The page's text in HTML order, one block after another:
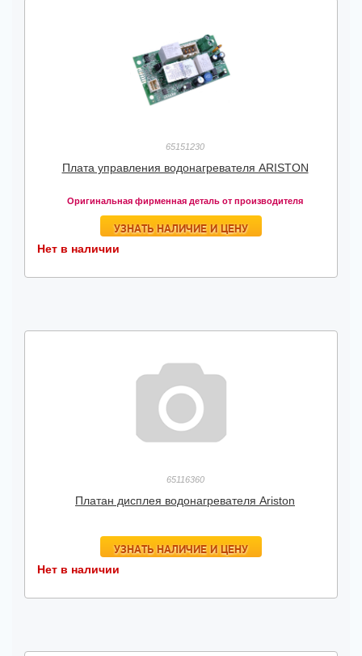
65151230
Плата управления водонагревателя ARISTON
Оригинальная фирменная деталь от производителя
УЗНАТЬ НАЛИЧИЕ И ЦЕНУ
Нет в наличии
65116360
Платан дисплея водонагревателя Ariston
УЗНАТЬ НАЛИЧИЕ И ЦЕНУ
Нет в наличии